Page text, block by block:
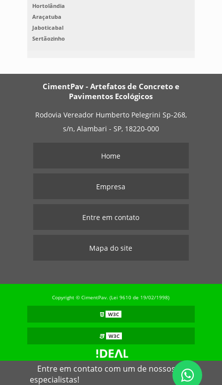
Entre em contato com um de nossos
especialistas!
Hortolândia
Araçatuba
Jaboticabal
Sertãozinho
CimentPav - Artefatos de Concreto e
Pavimentos Ecológicos
Rodovia Vereador Humberto Pelegrini Sp-268,
s/n, Alambari - SP, 18220-000
Home
Empresa
Entre em contato
Mapa do site
Copyright © CimentPav. (Lei 9610 de 19/02/1998)
W3C
W3C